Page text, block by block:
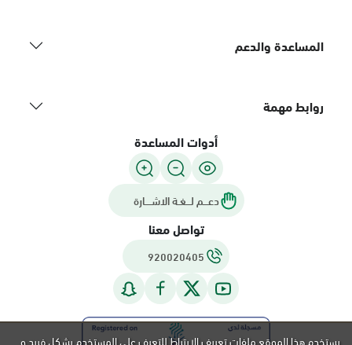
المساعدة والدعم
روابط مهمة
أدوات المساعدة
دعـــم لـــغـة الاشــــارة
تواصل معنا
920020405
يستخدم هذا الموقع ملفات تعريف الارتباط للتعرف على المستخدم بشكل فريد و